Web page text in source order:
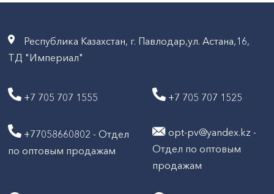
Республика Казахстан, г. Павлодар,ул. Астана,16,
ТД "Империал"
+7 705 707 1555 +7 705 707 1525
+77058660802 - Отдел
по оптовым продажам
opt-pv@yandex.kz -
Отдел по оптовым
продажам